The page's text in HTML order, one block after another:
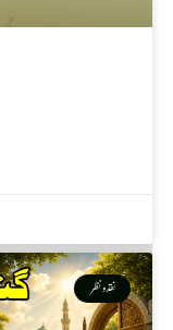
نقد ونظر